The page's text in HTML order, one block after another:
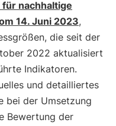
nachhaltige
14. Juni 2023,
die seit der
2022 aktualisiert
Indikatoren.
und detailliertes
bei der Umsetzung
Bewertung der